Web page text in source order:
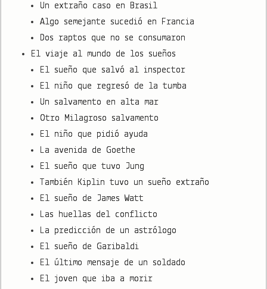
Un extraño caso en Brasil
Algo semejante sucedió en Francia
Dos raptos que no se consumaron
El viaje al mundo de los sueños
El sueño que salvó al inspector
El niño que regresó de la tumba
Un salvamento en alta mar
Otro Milagroso salvamento
El niño que pidió ayuda
La avenida de Goethe
El sueño que tuvo Jung
También Kiplin tuvo un sueño extraño
El sueño de James Watt
Las huellas del conflicto
La predicción de un astrólogo
El sueño de Garibaldi
El último mensaje de un soldado
El joven que iba a morir